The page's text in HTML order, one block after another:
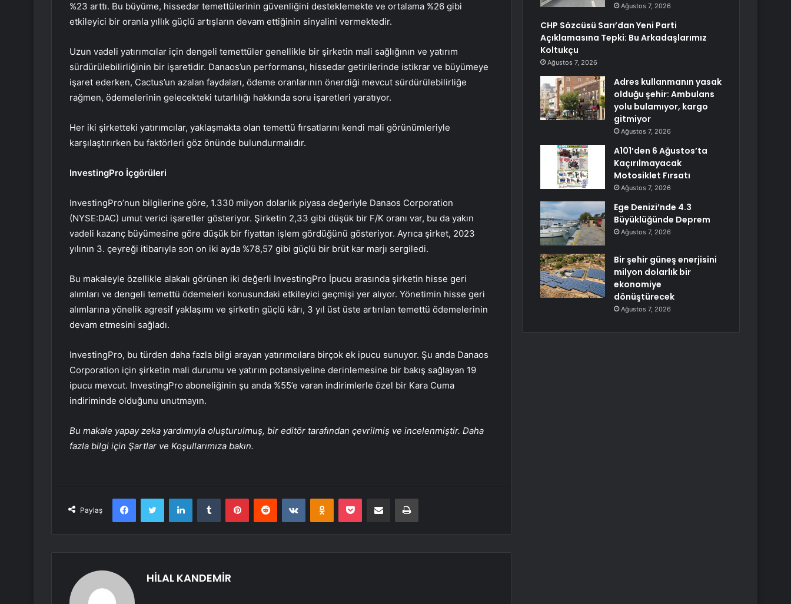
%23 arttı. Bu büyüme, hissedar temettülerinin güvenliğini desteklemekte ve ortalama %26 gibi
etkileyici bir oranla yıllık güçlü artışların devam ettiğinin sinyalini vermektedir.
Uzun vadeli yatırımcılar için dengeli temettüler genellikle bir şirketin mali sağlığının ve yatırım
sürdürülebilirliğinin bir işaretidir. Danaos’un performansı, hissedar getirilerinde istikrar ve büyümeye
işaret ederken, Cactus’un azalan faydaları, ödeme oranlarının önerdiği mevcut sürdürülebilirliğe
rağmen, ödemelerinin gelecekteki tutarlılığı hakkında soru işaretleri yaratıyor.
Her iki şirketteki yatırımcılar, yaklaşmakta olan temettü fırsatlarını kendi mali görünümleriyle
karşılaştırırken bu faktörleri göz önünde bulundurmalıdır.
InvestingPro İçgörüleri
InvestingPro’nun bilgilerine göre, 1.330 milyon dolarlık piyasa değeriyle Danaos Corporation
(NYSE:DAC) umut verici işaretler gösteriyor. Şirketin 2,33 gibi düşük bir F/K oranı var, bu da yakın
vadeli kazanç büyümesine göre düşük bir fiyattan işlem gördüğünü gösteriyor. Ayrıca şirket, 2023
yılının 3. çeyreği itibarıyla son on iki ayda %78,57 gibi güçlü bir brüt kar marjı sergiledi.
Bu makaleyle özellikle alakalı görünen iki değerli InvestingPro İpucu arasında şirketin hisse geri
alımları ve dengeli temettü ödemeleri konusundaki etkileyici geçmişi yer alıyor. Yönetimin hisse geri
alımlarına yönelik agresif yaklaşımı ve şirketin güçlü kârı, 3 yıl üst üste artırılan temettü ödemelerinin
devam etmesini sağladı.
InvestingPro, bu türden daha fazla bilgi arayan yatırımcılara birçok ek ipucu sunuyor. Şu anda Danaos
Corporation için şirketin mali durumu ve yatırım potansiyeline derinlemesine bir bakış sağlayan 19
ipucu mevcut. InvestingPro aboneliğinin şu anda %55’e varan indirimlerle özel bir Kara Cuma
indiriminde olduğunu unutmayın.
Bu makale yapay zeka yardımıyla oluşturulmuş, bir editör tarafından çevrilmiş ve incelenmiştir. Daha
fazla bilgi için Şartlar ve Koşullarımıza bakın.
Paylaş
FacebookTwitter LinkedInTumblr PinterestReddit VKontakteOdnoklassniki
Pocket E-Posta ile paylaş Yazdır
HİLAL KANDEMİR
Ağustos 7, 2026
CHP Sözcüsü Sarı’dan Yeni Parti
Açıklamasına Tepki: Bu Arkadaşlarımız
Koltukçu
Ağustos 7, 2026
Adres kullanmanın yasak
olduğu şehir: Ambulans
yolu bulamıyor, kargo
gitmiyor
Ağustos 7, 2026
A101’den 6 Ağustos’ta
Kaçırılmayacak
Motosiklet Fırsatı
Ağustos 7, 2026
Ege Denizi’nde 4.3
Büyüklüğünde Deprem
Ağustos 7, 2026
Bir şehir güneş enerjisini
milyon dolarlık bir
ekonomiye
dönüştürecek
Ağustos 7, 2026